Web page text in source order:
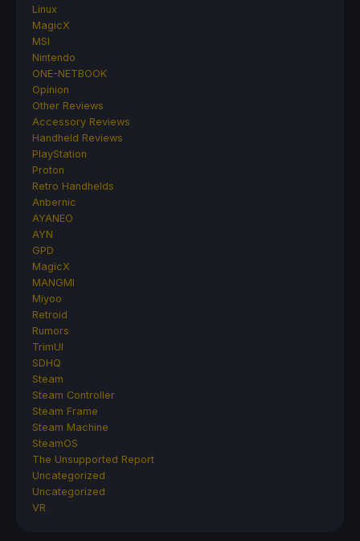
Linux
MagicX
MSI
Nintendo
ONE-NETBOOK
Opinion
Other Reviews
Accessory Reviews
Handheld Reviews
PlayStation
Proton
Retro Handhelds
Anbernic
AYANEO
AYN
GPD
MagicX
MANGMI
Miyoo
Retroid
Rumors
TrimUI
SDHQ
Steam
Steam Controller
Steam Frame
Steam Machine
SteamOS
The Unsupported Report
Uncategorized
Uncategorized
VR